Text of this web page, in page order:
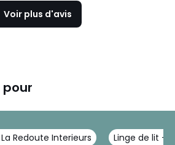
Voir plus d'avis
pour
Redoute Interieurs Linge de lit -